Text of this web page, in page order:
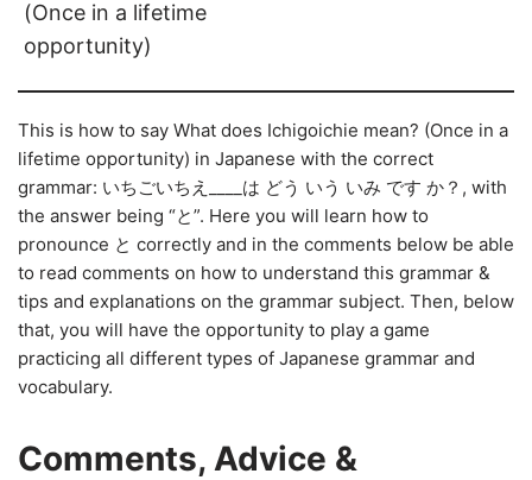
(Once in a lifetime
opportunity)
This is how to say What does Ichigoichie mean? (Once in a
lifetime opportunity) in Japanese with the correct
grammar: いちごいちえ____は どう いう いみ です か？, with
the answer being “と”. Here you will learn how to
pronounce と correctly and in the comments below be able
to read comments on how to understand this grammar &
tips and explanations on the grammar subject. Then, below
that, you will have the opportunity to play a game
practicing all different types of Japanese grammar and
vocabulary.
Comments, Advice &